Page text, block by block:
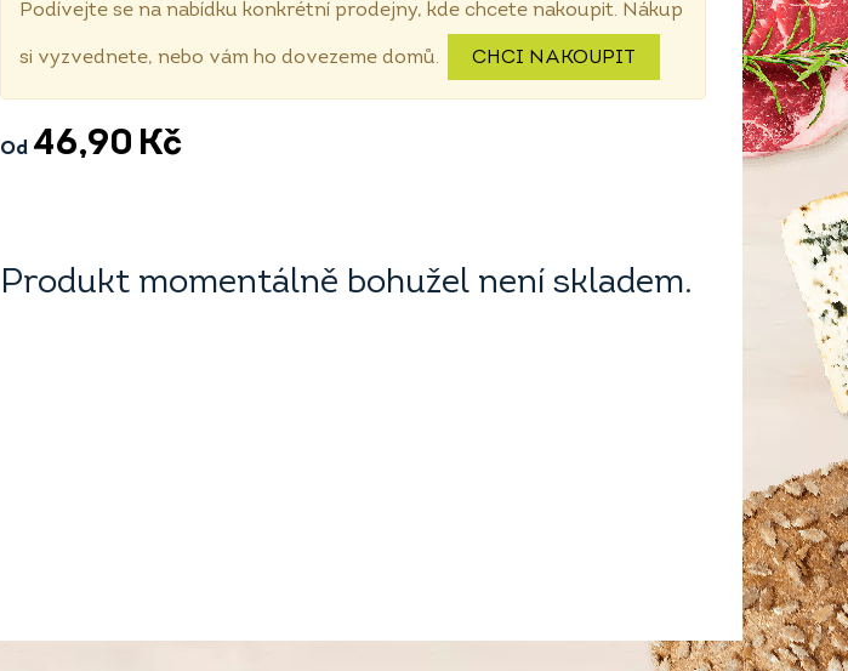
Podívejte se na nabídku konkrétní prodejny, kde chcete nakoupit. Nákup
si vyzvednete, nebo vám ho dovezeme domů. CHCI NAKOUPIT
Od 46,90 Kč
Produkt momentálně bohužel není skladem.